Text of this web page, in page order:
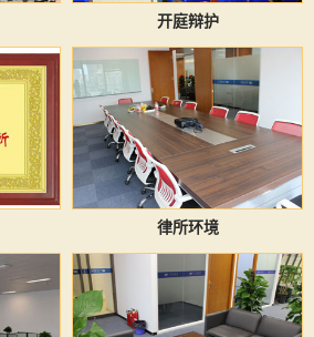
开庭辩护
律所环境